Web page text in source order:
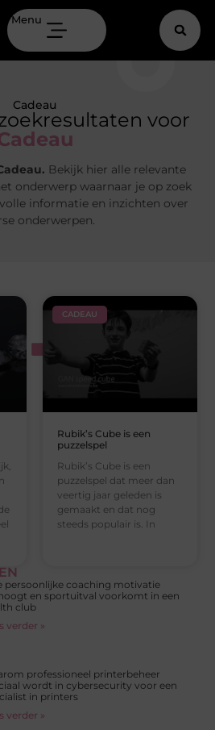
Menu
Cadeau
voor
Bekijk hier alle relevante
onderwerp waarnaar je op zoek
informatie en inzichten over
onderwerpen.
CADEAU
Rubik’s Cube is een
puzzelspel
Rubik’s Cube is een
puzzelspel dat meer dan
veertig jaar geleden is
gemaakt en dat nog
steeds populair is. In
persoonlijke coaching motivatie
en sportuitval voorkomt in een
club
verder »
professioneel printerbeheer
wordt in cybersecurity voor een
in printers
verder »